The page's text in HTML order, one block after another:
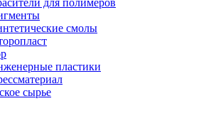
смолы
пластики
сырье